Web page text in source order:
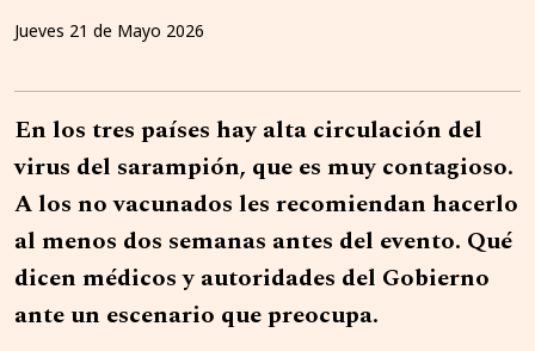
Jueves 21 de Mayo 2026
En los tres países hay alta circulación del
virus del sarampión, que es muy contagioso.
A los no vacunados les recomiendan hacerlo
al menos dos semanas antes del evento. Qué
dicen médicos y autoridades del Gobierno
ante un escenario que preocupa.